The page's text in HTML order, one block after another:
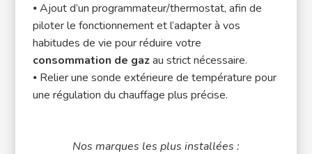
⦁ Ajout d’un programmateur/thermostat, afin de
piloter le fonctionnement et l’adapter à vos
habitudes de vie pour réduire votre
consommation de gazau strict nécessaire.
⦁ Relier une sonde extérieure de température pour
une régulation du chauffage plus précise.
Nos marques les plus installées :